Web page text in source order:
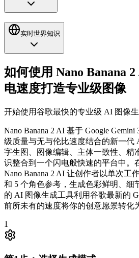
实时世界知识
如何使用 Nano Banana
电速度打造专业级图像
开始使用谷歌最快的专业级 AI 图像
Nano Banana 2 AI 基于 Google Gemini
级质量与无与伦比速度结合的新一代
字生图、图像编辑、主体一致性、精
识整合到一个闪电般快速的平台中。
Nano Banana 2 AI 让创作者以单次工
和 5 个角色参考，生成色彩鲜明、细
的 AI 图像生成工具利用谷歌最新的
前所未有的速度将你的创意愿景转化
1